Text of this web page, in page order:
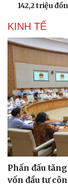
142,2 triệu
KINH TẾ
Phấn đấu
vốn đầu tư